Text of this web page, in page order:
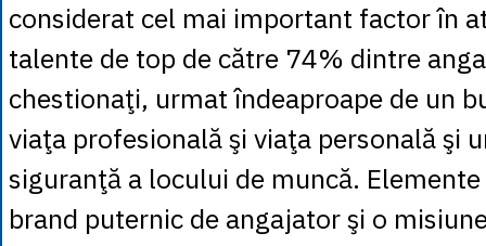
considerat cel mai important factor în
talente de top de către 74% dintre
chestionaţi, urmat îndeaproape de un
viaţa profesională şi viaţa personală şi
siguranţă a locului de muncă.
brand puternic de angajator şi o